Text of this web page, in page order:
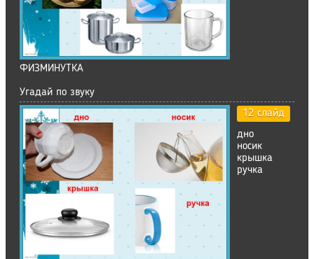
ФИЗМИНУТКА
Угадай по звуку
12 слайд
дно
носик
крышка
ручка